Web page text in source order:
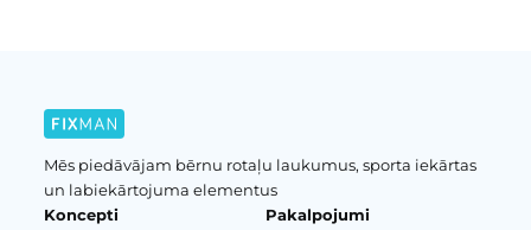
Mēs piedāvājam bērnu rotaļu laukumus, sporta iekārtas
un labiekārtojuma elementus
Koncepti
Pakalpojumi